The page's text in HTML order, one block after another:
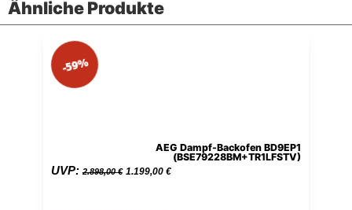
Ähnliche Produkte
AEG Dampf-Backofen BD9EP1
(BSE79228BM+TR1LFSTV)
UVP: 2.898,00€ Ursprünglicher
1.199,00 €Aktueller
-59%